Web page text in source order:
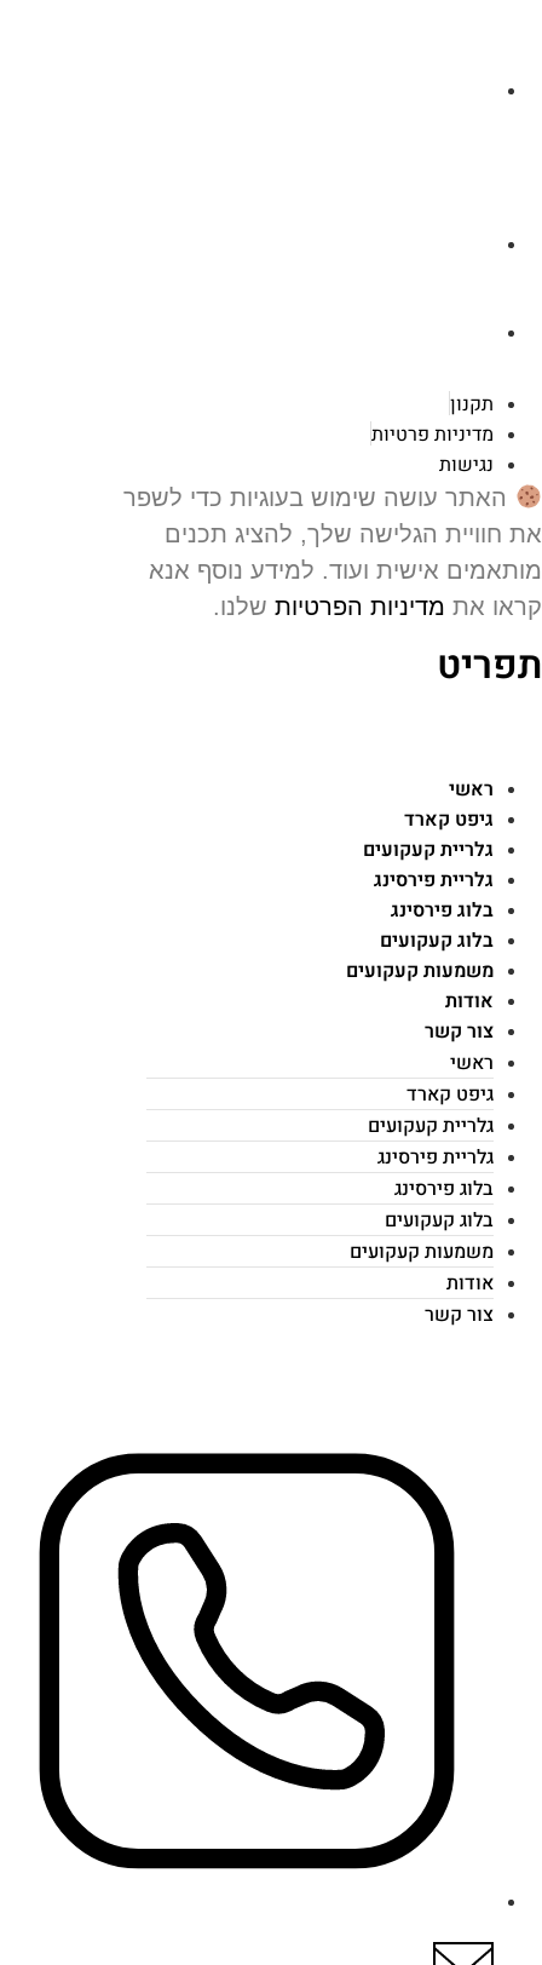
תקנון
מדיניות פרטיות
נגישות
האתר עושה שימוש בעוגיות כדי לשפר
חוויית הגלישה שלך, להציג תכנים
אישית ועוד. למידע נוסף אנא
אתמדיניות הפרטיותשלנו.
ראשי
גיפט קארד
גלריית קעקועים
גלריית פירסינג
בלוג פירסינג
בלוג קעקועים
משמעות קעקועים
אודות
צור קשר
ראשי
גיפט קארד
גלריית קעקועים
גלריית פירסינג
בלוג פירסינג
בלוג קעקועים
משמעות קעקועים
אודות
צור קשר